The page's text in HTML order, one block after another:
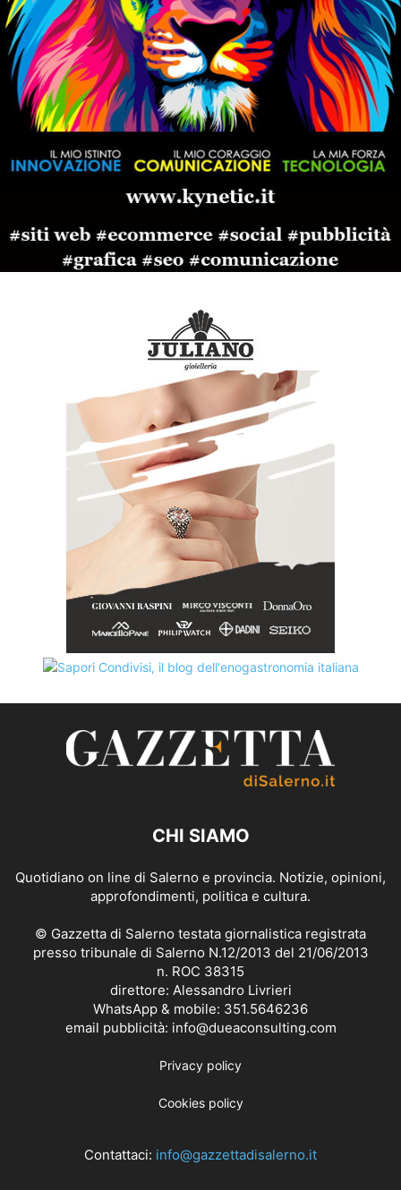
CHI SIAMO
Quotidiano on line di Salerno e provincia. Notizie, opinioni,
approfondimenti, politica e cultura.
© Gazzetta di Salerno testata giornalistica registrata
presso tribunale di Salerno N.12/2013 del 21/06/2013
n. ROC 38315
direttore: Alessandro Livrieri
WhatsApp & mobile: 351.5646236
email pubblicità: info@dueaconsulting.com
Privacy policy
Cookies policy
Contattaci: info@gazzettadisalerno.it